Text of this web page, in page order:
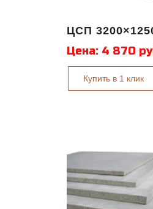
ЦСП
Цена: 4 870
Купить в 1 клик